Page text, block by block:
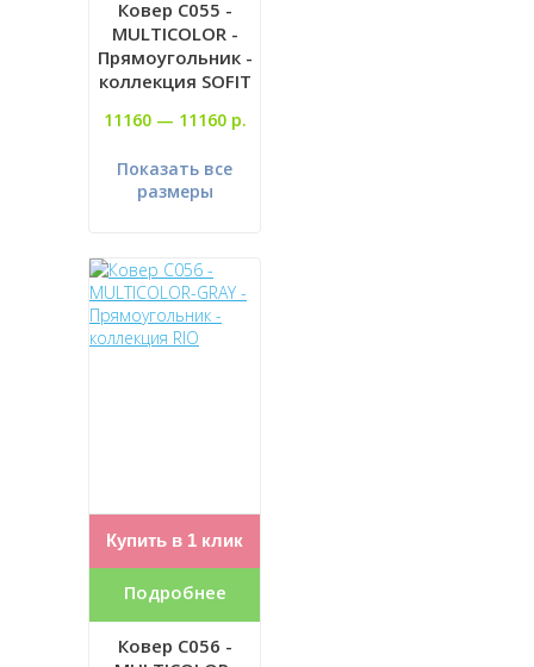
Ковер C055 -
MULTICOLOR -
Прямоугольник -
коллекция SOFIT
11160 — 11160 р.
Показать все
размеры
Купить в 1 клик
Подробнее
Ковер C056 -